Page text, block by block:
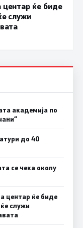
ќе биде
служи
академија по
до 40
се чека околу
центар ќе биде
служи